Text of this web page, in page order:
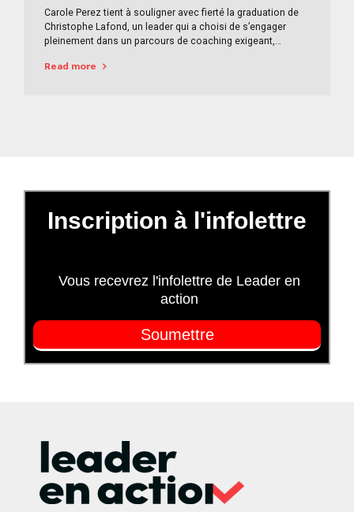
Carole Perez tient à souligner avec fierté la graduation de
Christophe Lafond, un leader qui a choisi de s’engager
pleinement dans un parcours de coaching exigeant,
programme, c’est une véritable transformation
Read more